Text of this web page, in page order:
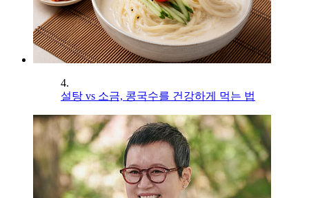
4.
설탕 vs 소금, 콩국수를 건강하게 먹는 법